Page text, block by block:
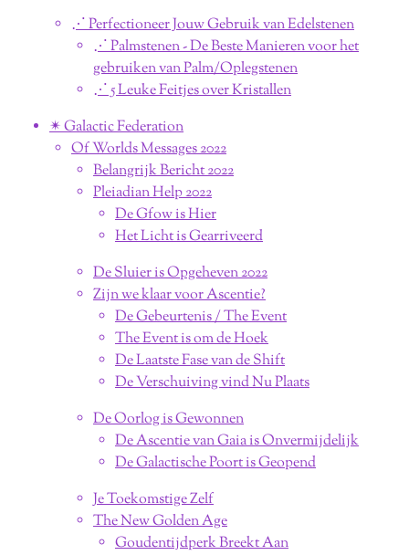
⋰ Perfectioneer Jouw Gebruik van Edelstenen
⋰ Palmstenen - De Beste Manieren voor het
gebruiken van Palm/Oplegstenen
⋰ 5 Leuke Feitjes over Kristallen
✴︎ Galactic Federation
Of Worlds Messages 2022
Belangrijk Bericht 2022
Pleiadian Help 2022
De Gfow is Hier
Het Licht is Gearriveerd
De Sluier is Opgeheven 2022
Zijn we klaar voor Ascentie?
De Gebeurtenis / The Event
The Event is om de Hoek
De Laatste Fase van de Shift
De Verschuiving vind Nu Plaats
De Oorlog is Gewonnen
De Ascentie van Gaia is Onvermijdelijk
De Galactische Poort is Geopend
Je Toekomstige Zelf
The New Golden Age
Goudentijdperk Breekt Aan